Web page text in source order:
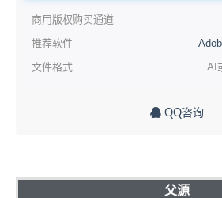
商用版权购买通道
推荐软件
文件格式 AI
QQ咨询
父源